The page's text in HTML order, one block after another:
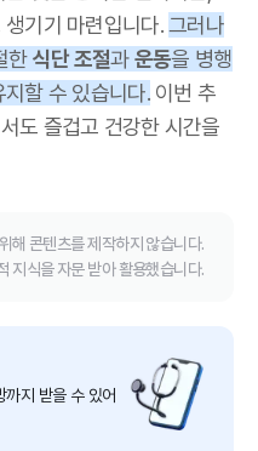
생기기 마련입니다.그러나
한식단 조절과운동을 병행
할 수 있습니다.이번 추
도 즐겁고 건강한 시간을
해 콘텐츠를 제작하지 않습니다.
지식을 자문 받아 활용했습니다.
까지 받을 수 있어